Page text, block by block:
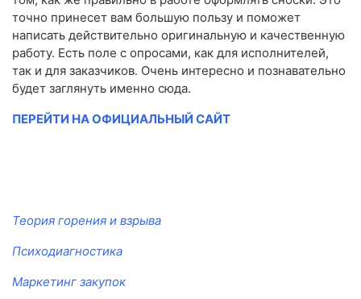
точно принесет вам большую пользу и поможет
написать действительно оригинальную и качественную
работу. Есть поле с опросами, как для исполнителей,
так и для заказчиков. Очень интересно и познавательно
будет заглянуть именно сюда.
ПЕРЕЙТИ НА ОФИЦИАЛЬНЫЙ САЙТ
Теория горения и взрыва
Психодиагностика
Маркетинг закупок